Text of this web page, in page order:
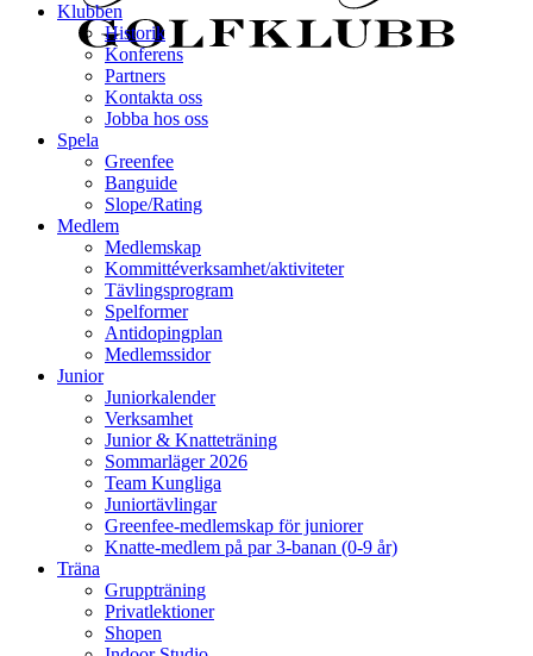
Klubben
Historik
Konferens
Partners
Kontakta oss
Jobba hos oss
Spela
Greenfee
Banguide
Slope/Rating
Medlem
Medlemskap
Kommittéverksamhet/aktiviteter
Tävlingsprogram
Spelformer
Antidopingplan
Medlemssidor
Junior
Juniorkalender
Verksamhet
Junior & Knatteträning
Sommarläger 2026
Team Kungliga
Juniortävlingar
Greenfee-medlemskap för juniorer
Knatte-medlem på par 3-banan (0-9 år)
Träna
Gruppträning
Privatlektioner
Shopen